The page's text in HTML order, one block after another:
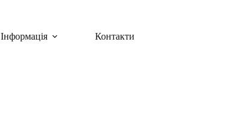
Інформація Контакти